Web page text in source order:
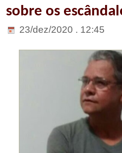
sobre os
23/dez/2020 . 12:45